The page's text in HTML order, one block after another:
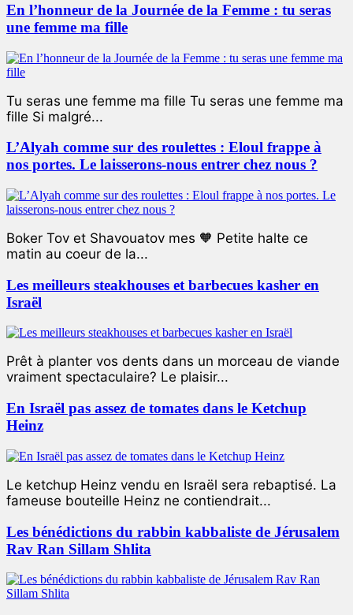
En l’honneur de la Journée de la Femme : tu seras
une femme ma fille
Tu seras une femme ma fille Tu seras une femme ma
fille Si malgré...
L’Alyah comme sur des roulettes : Eloul frappe à
nos portes. Le laisserons-nous entrer chez nous ?
Boker Tov et Shavouatov mes 🧡 Petite halte ce
matin au coeur de la...
Les meilleurs steakhouses et barbecues kasher en
Israël
Prêt à planter vos dents dans un morceau de viande
vraiment spectaculaire? Le plaisir...
En Israël pas assez de tomates dans le Ketchup
Heinz
Le ketchup Heinz vendu en Israël sera rebaptisé. La
fameuse bouteille Heinz ne contiendrait...
Les bénédictions du rabbin kabbaliste de Jérusalem
Rav Ran Sillam Shlita